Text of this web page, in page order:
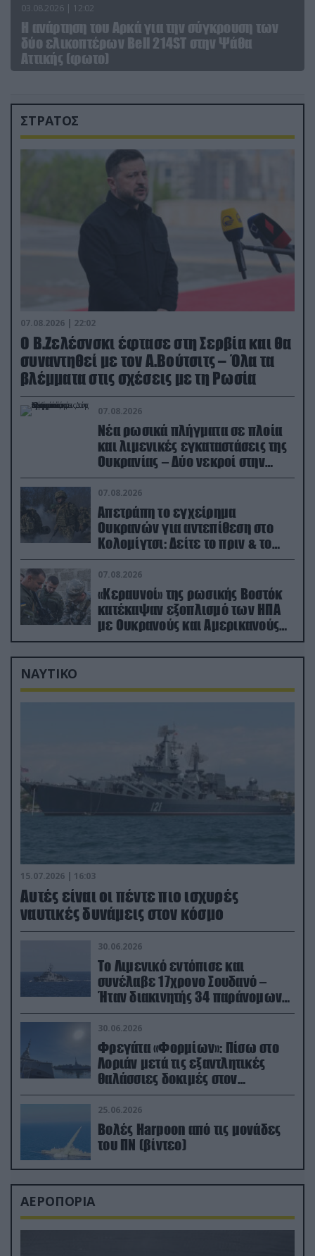
03.08.2026 | 12:02
Η ανάρτηση του Αρκά για την σύγκρουση των
δύο ελικοπτέρων Bell 214ST στην Ψάθα
Αττικής (φωτο)
ΣΤΡΑΤΟΣ
07.08.2026 | 22:02
Ο Β.Ζελέσνσκι έφτασε στη Σερβία και θα
συναντηθεί με τον Α.Βούτσιτς – Όλα τα
βλέμματα στις σχέσεις με τη Ρωσία
07.08.2026
Νέα ρωσικά πλήγματα σε πλοία
και λιμενικές εγκαταστάσεις της
Ουκρανίας – Δύο νεκροί στην
Κριμαία
07.08.2026
Απετράπη το εγχείρημα
Ουκρανών για αντεπίθεση στο
Κολομίγτσι: Δείτε το πριν & το
μετά της προσπάθειάς τους
(βίντεο)
07.08.2026
«Κεραυνοί» της ρωσικής Βοστόκ
κατέκαψαν εξοπλισμό των ΗΠΑ
με Ουκρανούς και Αμερικανούς
μισθοφόρους – Δείτε βίντεο
ΝΑΥΤΙΚΟ
15.07.2026 | 16:03
Aυτές είναι οι πέντε πιο ισχυρές
ναυτικές δυνάμεις στον κόσμο
30.06.2026
Το Λιμενικό εντόπισε και
συνέλαβε 17χρονο Σουδανό –
Ήταν διακινητής 34 παράνομων
μεταναστών
30.06.2026
Φρεγάτα «Φορμίων»: Πίσω στο
Λοριάν μετά τις εξαντλητικές
θαλάσσιες δοκιμές στον
απαιτητικό Βισκαϊκό
25.06.2026
Βολές Harpoon από τις μονάδες
του ΠΝ (βίντεο)
ΑΕΡΟΠΟΡΙΑ